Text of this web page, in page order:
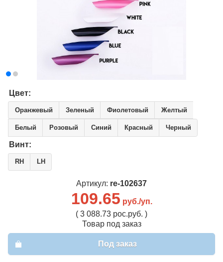
Цвет:
Оранжевый Зеленый Фиолетовый Желтый
Белый Розовый Синий Красный Черный
Винт:
RH LH
Артикул: re-102637
109.65 руб./уп.
( 3 088.73 рос.руб. )
Товар под заказ
Под заказ